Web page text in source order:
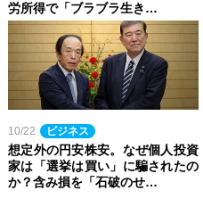
労所得で「ブラブラ生き…
10/22 ビジネス
想定外の円安株安。なぜ個人投資
家は「選挙は買い」に騙されたの
か？含み損を「石破のせ…